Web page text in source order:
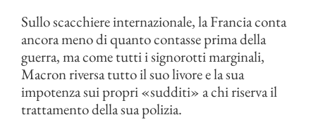
Sullo scacchiere internazionale, la Francia conta
ancora meno di quanto contasse prima della
guerra, ma come tutti i signorotti marginali,
Macron riversa tutto il suo livore e la sua
impotenza sui propri «sudditi» a chi riserva il
trattamento della sua polizia.